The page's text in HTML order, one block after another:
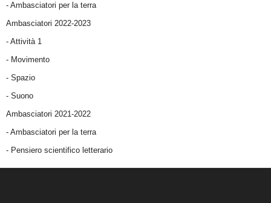
- Ambasciatori per la terra
Ambasciatori 2022-2023
- Attività 1
- Movimento
- Spazio
- Suono
Ambasciatori 2021-2022
- Ambasciatori per la terra
- Pensiero scientifico letterario